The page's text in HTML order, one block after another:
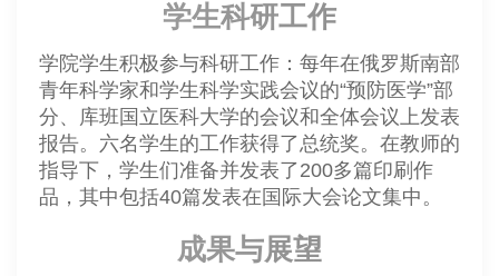
学生科研工作
学院学生积极参与科研工作：每年在俄罗斯南部
青年科学家和学生科学实践会议的“预防医学”部
分、库班国立医科大学的会议和全体会议上发表
报告。六名学生的工作获得了总统奖。在教师的
指导下，学生们准备并发表了200多篇印刷作
品，其中包括40篇发表在国际大会论文集中。
成果与展望